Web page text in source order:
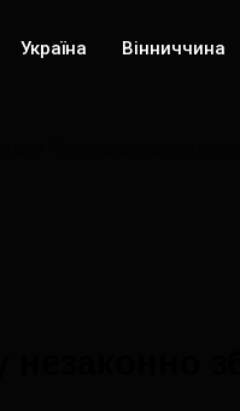
Україна Вінниччина
Чоловікові загрожує